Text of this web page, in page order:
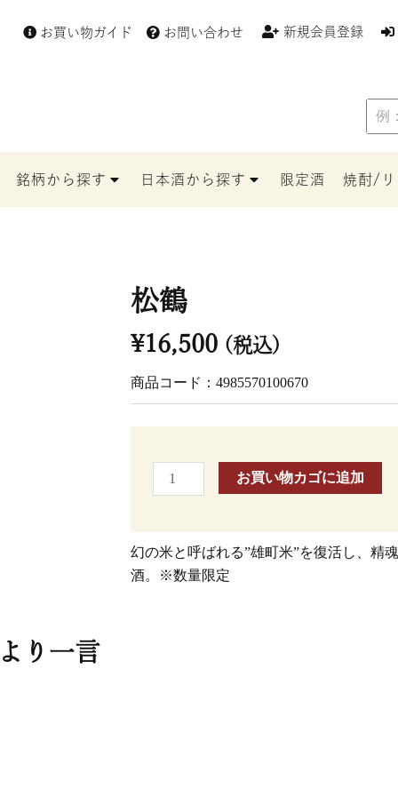
お買い物ガイド お問い合わせ 新規会員登録
例：
赤
磐
雄
銘柄から探す 日本酒から探す 限定酒 焼酎/リ
松鶴
¥16,500 (税込)
商品コード：4985570100670
鶴
お買い物カゴに追加
幻の米と呼ばれる”雄町米”を復活し、精
酒。※数量限定
り一言